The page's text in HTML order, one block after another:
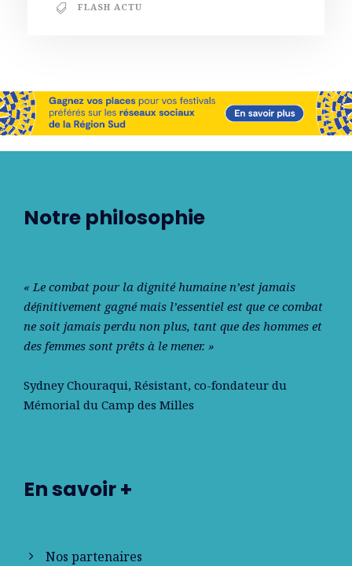
FLASH ACTU
Notre philosophie
« Le combat pour la dignité humaine n’est jamais
déﬁnitivement gagné mais l’essentiel est que ce combat
ne soit jamais perdu non plus, tant que des hommes et
des femmes sont prêts à le mener. »
Sydney Chouraqui, Résistant, co-fondateur du
Mémorial du Camp des Milles
En savoir +
Nos partenaires